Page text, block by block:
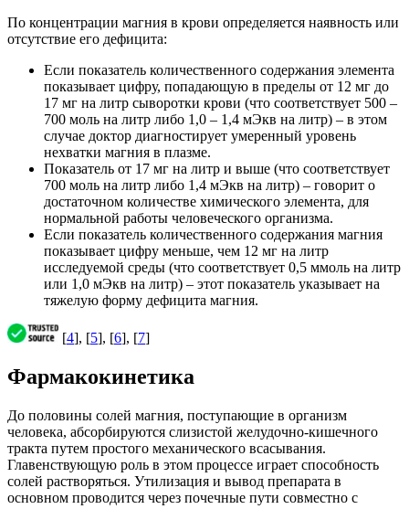
По концентрации магния в крови определяется наявность или
отсутствие его дефицита:
Если показатель количественного содержания элемента
показывает цифру, попадающую в пределы от 12 мг до
17 мг на литр сыворотки крови (что соответствует 500 –
700 моль на литр либо 1,0 – 1,4 мЭкв на литр) – в этом
случае доктор диагностирует умеренный уровень
нехватки магния в плазме.
Показатель от 17 мг на литр и выше (что соответствует
700 моль на литр либо 1,4 мЭкв на литр) – говорит о
достаточном количестве химического элемента, для
нормальной работы человеческого организма.
Если показатель количественного содержания магния
показывает цифру меньше, чем 12 мг на литр
исследуемой среды (что соответствует 0,5 ммоль на литр
или 1,0 мЭкв на литр) – этот показатель указывает на
тяжелую форму дефицита магния.
[4], [5], [6], [7]
Фармакокинетика
До половины солей магния, поступающие в организм
человека, абсорбируются слизистой желудочно-кишечного
тракта путем простого механического всасывания.
Главенствующую роль в этом процессе играет способность
солей растворяться. Утилизация и вывод препарата в
основном проводится через почечные пути совместно с